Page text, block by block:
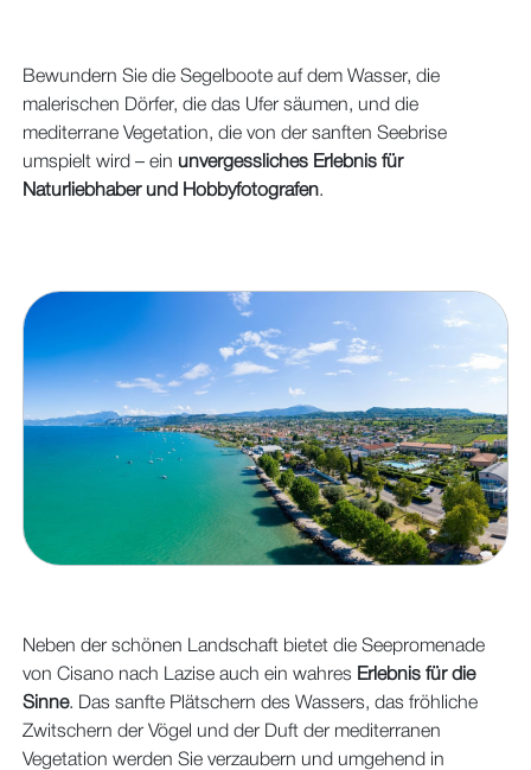
Bewundern Sie die Segelboote auf dem Wasser, die
malerischen Dörfer, die das Ufer säumen, und die
mediterrane Vegetation, die von der sanften Seebrise
umspielt wird – ein unvergessliches Erlebnis für
Naturliebhaber und Hobbyfotografen.
Neben der schönen Landschaft bietet die Seepromenade
von Cisano nach Lazise auch ein wahres Erlebnis für die
Sinne. Das sanfte Plätschern des Wassers, das fröhliche
Zwitschern der Vögel und der Duft der mediterranen
Vegetation werden Sie verzaubern und umgehend in